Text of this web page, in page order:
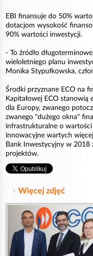
EBI finansuje do 50%
dotacjom wysokość
90% wartości inwestycji.
- To źródło
wieloletniego planu
Monika Stypułkowska,
Środki przyznane ECO na
Kapitałowej ECO stanowią
dla Europy, zwanego
zwanego "dużego okna"
infrastrukturalne o
innowacyjne wartych
Bank Inwestycyjny w 2018
projektów.
Więcej zdjęć